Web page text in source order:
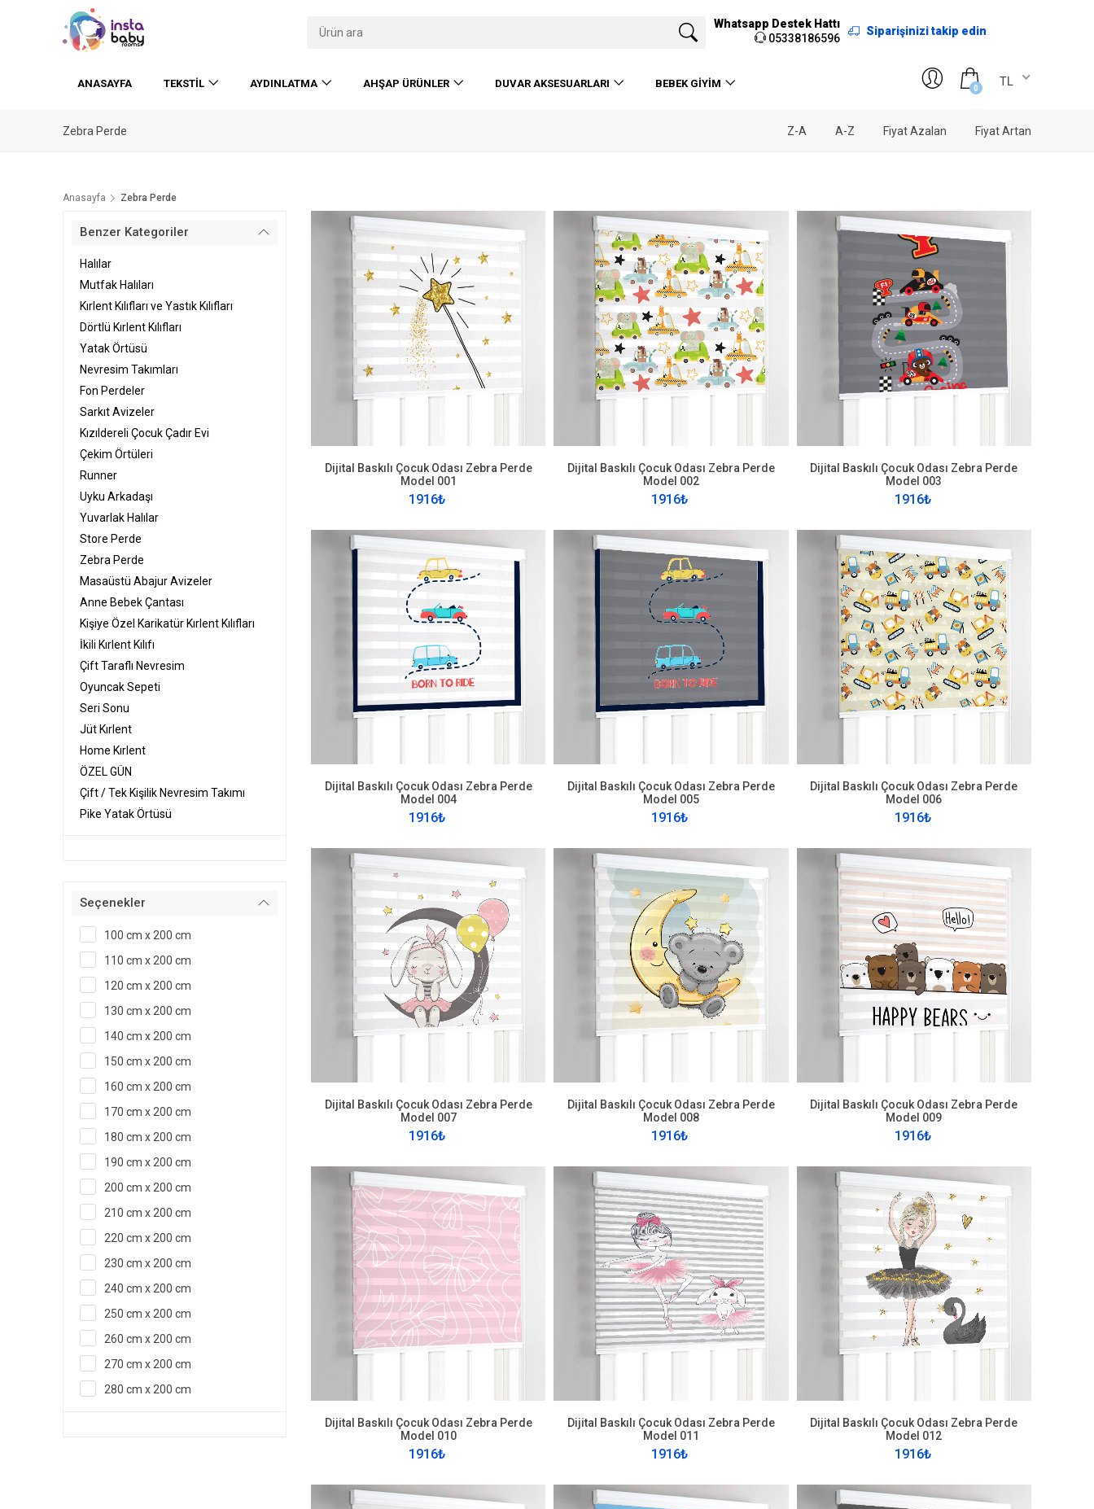
Whatsapp Destek Hattı
05338186596
Siparişinizi takip edin
ANASAYFA TEKSTIL AYDINLATMA AHŞAP ÜRÜNLER DUVAR AKSESUARLARI BEBEK GIYIM TL
0
Zebra Perde Fiyat Artan
Fiyat Azalan
A-Z
Z-A
Anasayfa Zebra Perde
Benzer Kategoriler
Halılar
Mutfak Halıları
Kırlent Kılıfları ve Yastık Kılıfları
Dörtlü Kırlent Kılıfları
Yatak Örtüsü
Nevresim Takımları
Fon Perdeler
Sarkıt Avizeler
Kızıldereli Çocuk Çadır Evi
Çekim Örtüleri
Runner
Uyku Arkadaşı
Yuvarlak Halılar
Store Perde
Zebra Perde
Masaüstü Abajur Avizeler
Anne Bebek Çantası
Kişiye Özel Karikatür Kırlent Kılıfları
İkili Kırlent Kılıfı
Çift Taraflı Nevresim
Oyuncak Sepeti
Seri Sonu
Jüt Kırlent
Home Kırlent
ÖZEL GÜN
Çift / Tek Kişilik Nevresim Takımı
Pike Yatak Örtüsü
Seçenekler
100 cm x 200 cm
110 cm x 200 cm
120 cm x 200 cm
130 cm x 200 cm
140 cm x 200 cm
150 cm x 200 cm
160 cm x 200 cm
170 cm x 200 cm
180 cm x 200 cm
190 cm x 200 cm
200 cm x 200 cm
210 cm x 200 cm
220 cm x 200 cm
230 cm x 200 cm
240 cm x 200 cm
250 cm x 200 cm
260 cm x 200 cm
270 cm x 200 cm
280 cm x 200 cm
Dijital Baskılı Çocuk Odası Zebra Perde
Model 001
1916₺
Dijital Baskılı Çocuk Odası Zebra Perde
Model 002
1916₺
Dijital Baskılı Çocuk Odası Zebra Perde
Model 003
1916₺
Dijital Baskılı Çocuk Odası Zebra Perde
Model 004
1916₺
Dijital Baskılı Çocuk Odası Zebra Perde
Model 005
1916₺
Dijital Baskılı Çocuk Odası Zebra Perde
Model 006
1916₺
Dijital Baskılı Çocuk Odası Zebra Perde
Model 007
1916₺
Dijital Baskılı Çocuk Odası Zebra Perde
Model 008
1916₺
Dijital Baskılı Çocuk Odası Zebra Perde
Model 009
1916₺
Dijital Baskılı Çocuk Odası Zebra Perde
Model 010
1916₺
Dijital Baskılı Çocuk Odası Zebra Perde
Model 011
1916₺
Dijital Baskılı Çocuk Odası Zebra Perde
Model 012
1916₺